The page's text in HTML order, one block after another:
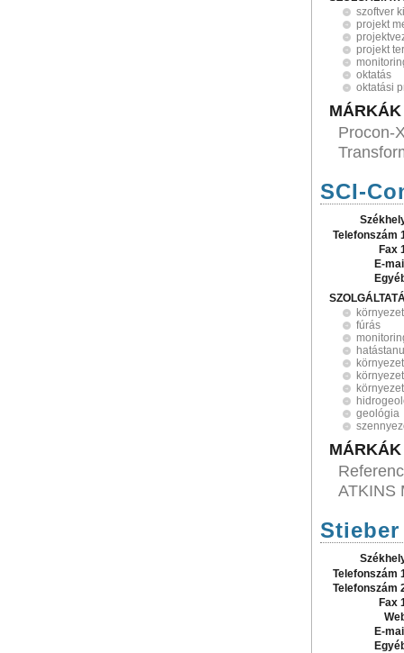
szoftver
projekt
projekt
oktatás
oktatási
MÁRKÁK
Procon-
SCI-
Telefonszám
Fax
E-
fúrás
geológia
MÁRKÁK
ATKINS
Telefonszám
Telefonszám
Fax
E-